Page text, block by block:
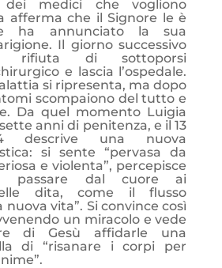
dei medici che vogliono
afferma che il Signore le è
ha annunciato la sua
Il giorno successivo
rifiuta di sottoporsi
e lascia l’ospedale.
si ripresenta, ma dopo
scompaiono del tutto e
Da quel momento Luigia
anni di penitenza, e il 13
descrive una nuova
si sente “pervasa da
e violenta”, percepisce
passare dal cuore ai
dita, come il flusso
vita”. Si convince così
un miracolo e vede
di Gesù affidarle una
di “risanare i corpi per